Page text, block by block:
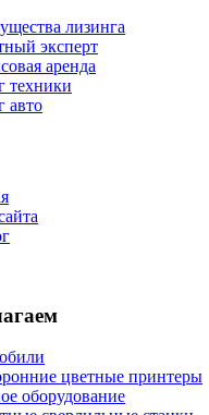
лизинга
эксперт
аренда
техники
авто
цветные принтеры
оборудование